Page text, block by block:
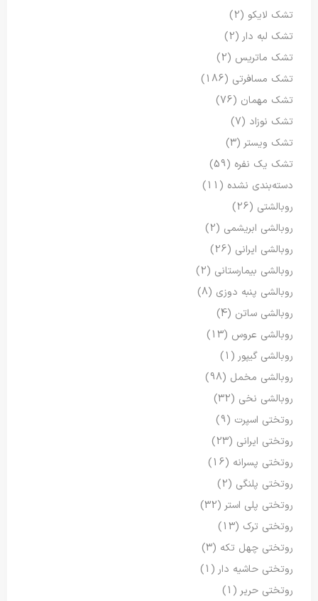
تشک لایکو (2)
تشک لبه دار (2)
تشک ماتریس (2)
تشک مسافرتی (186)
تشک مهمان (76)
تشک نوزاد (7)
تشک ویستر (3)
تشک یک نفره (59)
دسته‌بندی نشده (11)
روبالشتی (26)
روبالشی ابریشمی (2)
روبالشی ایرانی (26)
روبالشی بیمارستانی (2)
روبالشی پنبه دوزی (8)
روبالشی ساتن (4)
روبالشی عروس (13)
روبالشی گیپور (1)
روبالشی مخمل (98)
روبالشی نخی (32)
روتختی اسپرت (9)
روتختی ایرانی (23)
روتختی پسرانه (16)
روتختی پلنگی (2)
روتختی پلی استر (32)
روتختی ترک (13)
روتختی چهل تکه (3)
روتختی حاشیه دار (1)
روتختی حریر (1)